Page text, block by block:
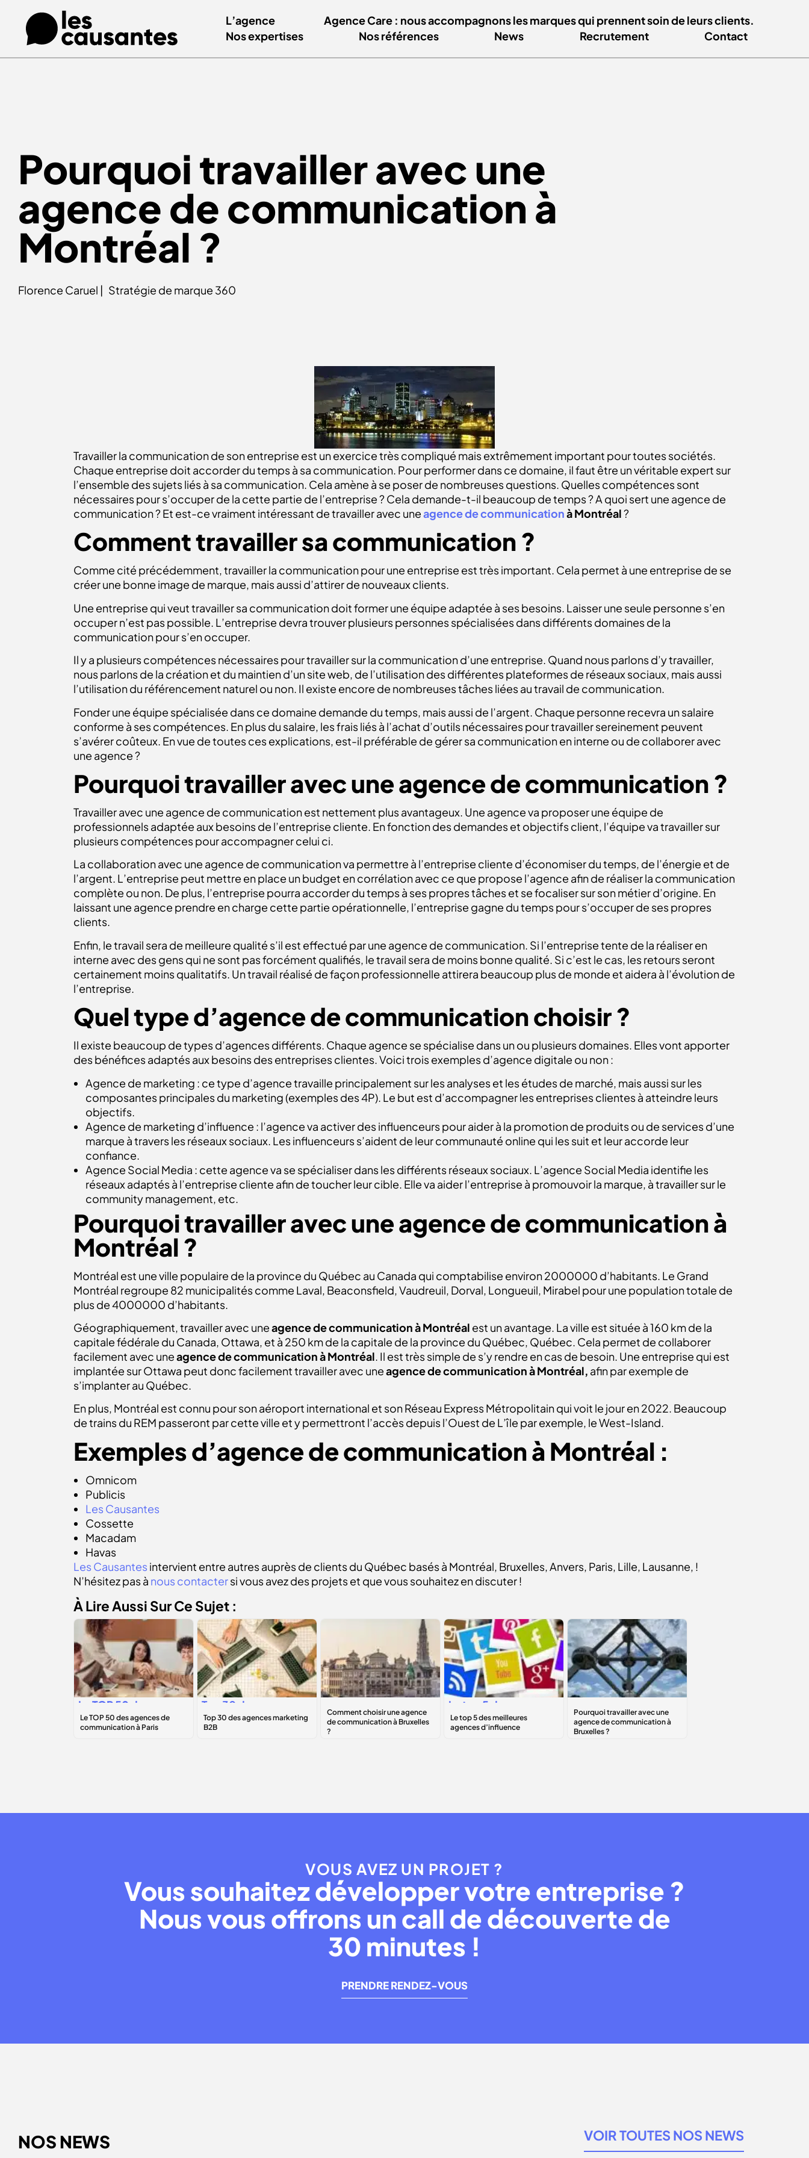
L’agence
Agence Care : nous accompagnons les marques qui prennent soin de leurs clients.
Nos expertises
Nos références News Recrutement Contact
Pourquoi travailler avec une
agence de communication à
Montréal ?
Florence Caruel | Stratégie de marque 360
Travailler la communication de son entreprise est un exercice très compliqué mais extrêmement important pour toutes sociétés.
Chaque entreprise doit accorder du temps à sa communication. Pour performer dans ce domaine, il faut être un véritable expert sur
l’ensemble des sujets liés à sa communication. Cela amène à se poser de nombreuses questions. Quelles compétences sont
nécessaires pour s’occuper de la cette partie de l’entreprise ? Cela demande-t-il beaucoup de temps ? A quoi sert une agence de
communication ? Et est-ce vraiment intéressant de travailler avec uneagence de communicationà Montréal?
Comment travailler sa communication ?
Comme cité précédemment, travailler la communication pour une entreprise est très important. Cela permet à une entreprise de se
créer une bonne image de marque, mais aussi d’attirer de nouveaux clients.
Une entreprise qui veut travailler sa communication doit former une équipe adaptée à ses besoins. Laisser une seule personne s’en
occuper n’est pas possible. L’entreprise devra trouver plusieurs personnes spécialisées dans différents domaines de la
communication pour s’en occuper.
Il y a plusieurs compétences nécessaires pour travailler sur la communication d’une entreprise. Quand nous parlons d’y travailler,
nous parlons de la création et du maintien d’un site web, de l’utilisation des différentes plateformes de réseaux sociaux, mais aussi
l’utilisation du référencement naturel ou non. Il existe encore de nombreuses tâches liées au travail de communication.
Fonder une équipe spécialisée dans ce domaine demande du temps, mais aussi de l’argent. Chaque personne recevra un salaire
conforme à ses compétences. En plus du salaire, les frais liés à l’achat d’outils nécessaires pour travailler sereinement peuvent
s’avérer coûteux. En vue de toutes ces explications, est-il préférable de gérer sa communication en interne ou de collaborer avec
une agence ?
Pourquoi travailler avec une agence de communication ?
Travailler avec une agence de communication est nettement plus avantageux. Une agence va proposer une équipe de
professionnels adaptée aux besoins de l’entreprise cliente. En fonction des demandes et objectifs client, l’équipe va travailler sur
plusieurs compétences pour accompagner celui ci.
La collaboration avec une agence de communication va permettre à l’entreprise cliente d’économiser du temps, de l’énergie et de
l’argent. L’entreprise peut mettre en place un budget en corrélation avec ce que propose l’agence afin de réaliser la communication
complète ou non. De plus, l’entreprise pourra accorder du temps à ses propres tâches et se focaliser sur son métier d’origine. En
laissant une agence prendre en charge cette partie opérationnelle, l’entreprise gagne du temps pour s’occuper de ses propres
clients.
Enfin, le travail sera de meilleure qualité s’il est effectué par une agence de communication. Si l’entreprise tente de la réaliser en
interne avec des gens qui ne sont pas forcément qualifiés, le travail sera de moins bonne qualité. Si c’est le cas, les retours seront
certainement moins qualitatifs. Un travail réalisé de façon professionnelle attirera beaucoup plus de monde et aidera à l’évolution de
l’entreprise.
Quel type d’agence de communication choisir ?
Il existe beaucoup de types d’agences différents. Chaque agence se spécialise dans un ou plusieurs domaines. Elles vont apporter
des bénéfices adaptés aux besoins des entreprises clientes. Voici trois exemples d’agence digitale ou non :
Agence de marketing : ce type d’agence travaille principalement sur les analyses et les études de marché, mais aussi sur les
composantes principales du marketing (exemples des 4P). Le but est d’accompagner les entreprises clientes à atteindre leurs
objectifs.
Agence de marketing d’influence : l’agence va activer des influenceurs pour aider à la promotion de produits ou de services d’une
marque à travers les réseaux sociaux. Les influenceurs s’aident de leur communauté online qui les suit et leur accorde leur
confiance.
Agence Social Media : cette agence va se spécialiser dans les différents réseaux sociaux. L’agence Social Media identifie les
réseaux adaptés à l’entreprise cliente afin de toucher leur cible. Elle va aider l’entreprise à promouvoir la marque, à travailler sur le
community management, etc.
Pourquoi travailler avec une agence de communication à
Montréal ?
Montréal est une ville populaire de la province du Québec au Canada qui comptabilise environ 2000000 d’habitants. Le Grand
Montréal regroupe 82 municipalités comme Laval, Beaconsfield, Vaudreuil, Dorval, Longueuil, Mirabel pour une population totale de
plus de 4000000 d’habitants.
Géographiquement, travailler avec uneagence de communication à Montréal est un avantage. La ville est située à 160 km de la
capitale fédérale du Canada, Ottawa, et à 250 km de la capitale de la province du Québec, Québec. Cela permet de collaborer
facilement avec uneagence de communication à Montréal. Il est très simple de s’y rendre en cas de besoin. Une entreprise qui est
implantée sur Ottawa peut donc facilement travailler avec uneagence de communication à Montréal, afin par exemple de
s’implanter au Québec.
En plus, Montréal est connu pour son aéroport international et son Réseau Express Métropolitain qui voit le jour en 2022. Beaucoup
de trains du REM passeront par cette ville et y permettront l’accès depuis l’Ouest de L’île par exemple, le West-Island.
Exemples d’agence de communication à Montréal :
Omnicom
Publicis
Les Causantes
Cossette
Macadam
Havas
Les Causantes intervient entre autres auprès de clients du Québec basés à Montréal, Bruxelles, Anvers, Paris, Lille, Lausanne, !
N’hésitez pas à nous contactersi vous avez des projets et que vous souhaitez en discuter !
À Lire Aussi Sur Ce Sujet :
Le TOP 50 des
agences de
communication à
Top 30 des
agences
marketing B2B
une agence de
communication à
Le top 5 des
meilleures
agences
avec une agence
de
VOUS AVEZ UN PROJET ?
Vous souhaitez développer votre entreprise ?
Nous vous offrons un call de découverte de
30 minutes !
PRENDRE RENDEZ-VOUS
NOS NEWS VOIR TOUTES NOS NEWS